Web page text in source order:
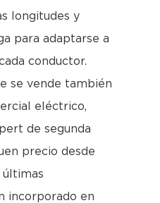
longitudes y
para adaptarse a
conductor.
se vende también
eléctrico,
de segunda
precio desde
últimas
incorporado en